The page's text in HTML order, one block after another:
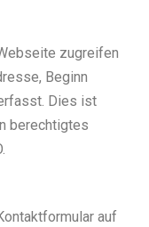
zugreifen
Beginn
Dies ist
berechtigtes
auf